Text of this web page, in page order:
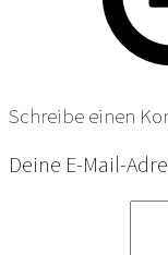
Schreibe einen
Deine E-Mail-